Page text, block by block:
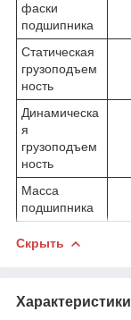
фаски
подшипника
Статическая
грузоподъем
ность
Динамическа
я
грузоподъем
ность
Масса
подшипника
Скрыть
Характеристики